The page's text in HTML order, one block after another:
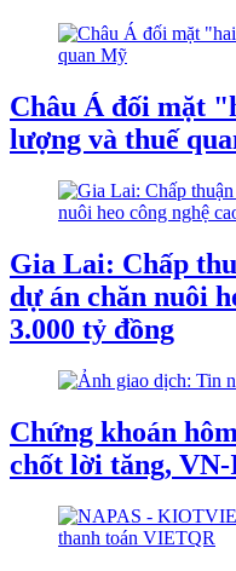
Châu Á đối mặt
lượng và thuế
Gia Lai: Chấp
dự án chăn nuôi
3.000 tỷ đồng
Chứng khoán
chốt lời tăng,